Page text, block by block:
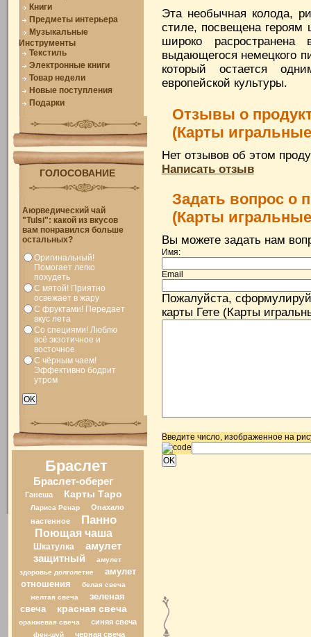
Книги
Предметы интерьера
Музыкальные
Инструменты
Текстиль
Электронные книги
Товар недели
Новые поступления
Подарки
ГОЛОСОВАНИЕ
Аюрведический чай
"Tulsi": какой из вкусов
вам понравился больше
остальных?
Оригинальный!
Помогает легко
похудеть
С мятой! Приятно
освежает в жару
С фруктами! Передает
вкус лета
Со специями! Люблю
всё экзотичное и
восточное
С чёрным чаем!
Эффективно бодрит
утром
Браслет
Браслет-оберег
Ганеша Карты Таро
Лариса Ренар
Опахало
настенное
Панно
Поющая чаша
Шкатулка
амулет
защитный
амулет
здоровье долголетие
амулет
отношения
белая свеча
желтая свеча
зеленая
свеча
красная свеча
оранжевая свеча синяя свеча
фен-шуй черная свеча
Эта необычная колода,
стиле, посвещена героям
широко
выдающегося немецкого
который остается
европейской культуры.
Отзывы о
(Карты
Нет отзывов об этом
Написать отзыв
Задать вопрос о
(Карты
Вы можете задать нам
Имя:
Email
Пожалуйста,
карты Гете (Карты
Введите число, изображенное на